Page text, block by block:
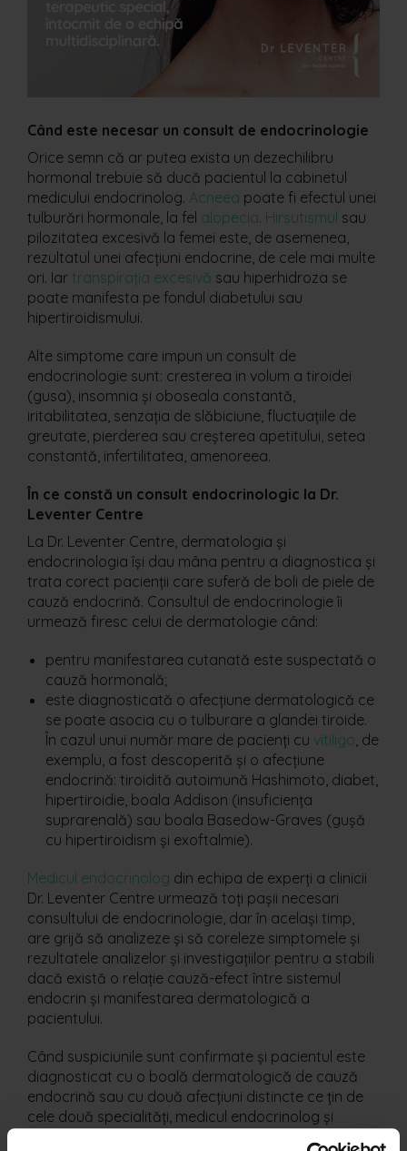
Când este necesar un consult de endocrinologie
Orice semn că ar putea exista un dezechilibru
hormonal trebuie să ducă pacientul la cabinetul
medicului endocrinolog. Acneea poate fi efectul unei
tulburări hormonale, la fel alopecia. Hirsutismul sau
pilozitatea excesivă la femei este, de asemenea,
rezultatul unei afecțiuni endocrine, de cele mai multe
ori. Iar transpirația excesivă sau hiperhidroza se
poate manifesta pe fondul diabetului sau
hipertiroidismului.
Alte simptome care impun un consult de
endocrinologie sunt: cresterea in volum a tiroidei
(gusa), insomnia și oboseala constantă,
iritabilitatea, senzația de slăbiciune, fluctuațiile de
greutate, pierderea sau creșterea apetitului, setea
constantă, infertilitatea, amenoreea.
În ce constă un consult endocrinologic la Dr.
Leventer Centre
La Dr. Leventer Centre, dermatologia și
endocrinologia își dau mâna pentru a diagnostica și
trata corect pacienții care suferă de boli de piele de
cauză endocrină. Consultul de endocrinologie îi
urmează firesc celui de dermatologie când:
pentru manifestarea cutanată este suspectată o
cauză hormonală;
este diagnosticată o afecțiune dermatologică ce
se poate asocia cu o tulburare a glandei tiroide.
În cazul unui număr mare de pacienți cu vitiligo, de
exemplu, a fost descoperită și o afecțiune
endocrină: tiroidită autoimună Hashimoto, diabet,
hipertiroidie, boala Addison (insuficiența
suprarenală) sau boala Basedow-Graves (gușă
cu hipertiroidism și exoftalmie).
Medicul endocrinolog din echipa de experți a clinicii
Dr. Leventer Centre urmează toți pașii necesari
consultului de endocrinologie, dar în același timp,
are grijă să analizeze și să coreleze simptomele și
rezultatele analizelor și investigațiilor pentru a stabili
dacă există o relație cauză-efect între sistemul
endocrin și manifestarea dermatologică a
pacientului.
Când suspiciunile sunt confirmate și pacientul este
diagnosticat cu o boală dermatologică de cauză
endocrină sau cu două afecțiuni distincte ce țin de
cele două specialități, medicul endocrinolog și